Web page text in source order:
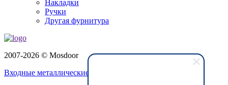
Накладки
Ручки
Другая фурнитура
2007-2026 © Mosdoor
Входные металлические двери